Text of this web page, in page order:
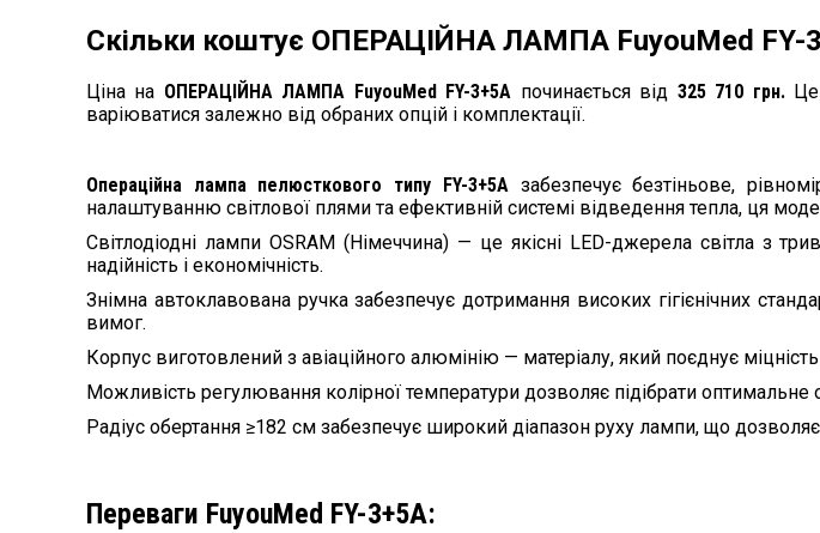
Скільки коштує ОПЕРАЦІЙНА ЛАМПА FuyouMed FY-
Ціна на ОПЕРАЦІЙНА ЛАМПА FuyouMed FY-3+5А починається від 325 710 грн.Це
варіюватися залежно від обраних опцій і комплектації.
Операційна лампа пелюсткового типу FY-3+5Aзабезпечує безтіньове,
налаштуванню світлової плями та ефективній системі відведення тепла, ця
Світлодіодні лампи OSRAM (Німеччина) — це якісні LED-джерела світла з
надійність і економічність.
Знімна автоклавована ручка забезпечує дотримання високих гігієнічних
вимог.
Корпус виготовлений з авіаційного алюмінію — матеріалу, який поєднує
Можливість регулювання колірної температури дозволяє підібрати оптимальне
Радіус обертання ≥182 см забезпечує широкий діапазон руху лампи, що
Переваги FuyouMed FY-3+5А: